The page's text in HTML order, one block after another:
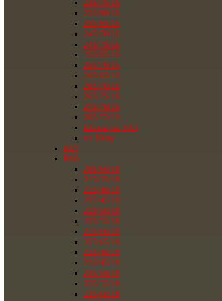
235/75/16
235/80/16
235/85/16
245/70/16
245/75/16
255/65/16
255/70/16
265/65/16
265/70/16
265/75/16
275/70/16
285/75/16
Шины на УАЗ
на Ниву
R17
R18
285/60/18
215/55/18
225/40/18
225/45/18
225/50/18
225/55/18
225/60/18
225/65/18
235/40/18
235/45/18
235/50/18
235/55/18
235/60/18